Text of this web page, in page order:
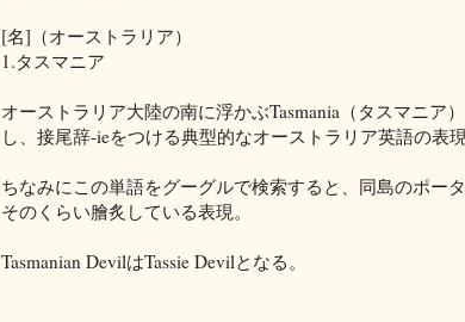
[名]（オーストラリア）
1.タスマニア
オーストラリア大陸の南に浮かぶTasmania（タスマニア
し、接尾辞-ieをつける典型的なオーストラリア英語の表
ちなみにこの単語をグーグルで検索すると、同島のポー
そのくらい膾炙している表現。
Tasmanian DevilはTassie Devilとなる。